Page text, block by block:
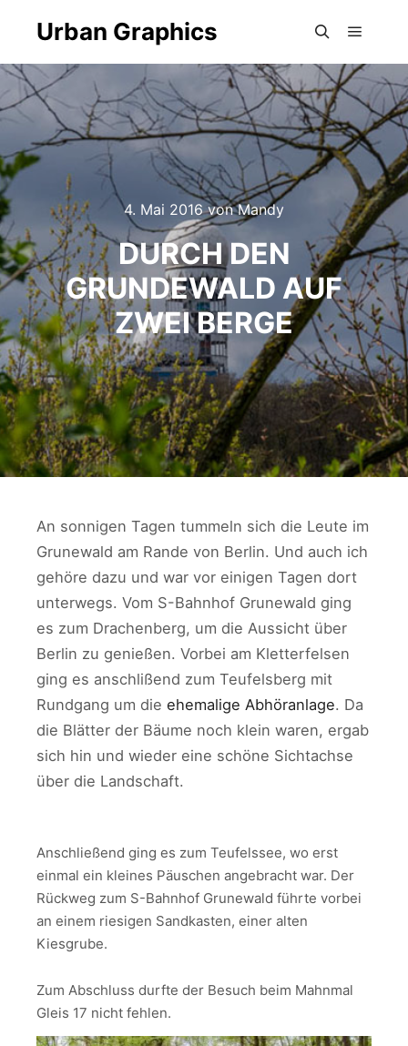
Urban Graphics
4. Mai 2016vonMandy
DURCH DEN
GRUNDEWALD AUF
ZWEI BERGE
An sonnigen Tagen tummeln sich die Leute im
Grunewald am Rande von Berlin. Und auch ich
gehöre dazu und war vor einigen Tagen dort
unterwegs. Vom S-Bahnhof Grunewald ging
es zum Drachenberg, um die Aussicht über
Berlin zu genießen. Vorbei am Kletterfelsen
ging es anschlißend zum Teufelsberg mit
Rundgang um die ehemalige Abhöranlage. Da
die Blätter der Bäume noch klein waren, ergab
sich hin und wieder eine schöne Sichtachse
über die Landschaft.
Anschließend ging es zum Teufelssee, wo erst
einmal ein kleines Päuschen angebracht war. Der
Rückweg zum S-Bahnhof Grunewald führte vorbei
an einem riesigen Sandkasten, einer alten
Kiesgrube.
Zum Abschluss durfte der Besuch beim Mahnmal
Gleis 17 nicht fehlen.